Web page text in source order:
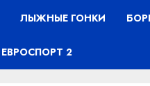
ЛЫЖНЫЕ ГОНКИ
ЕВРОСПОРТ 2